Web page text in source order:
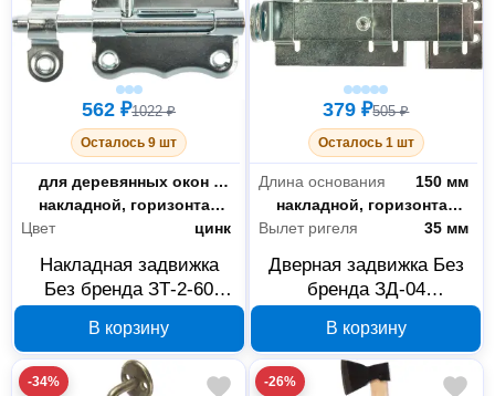
562 ₽1022 ₽
Осталось 9 шт
Назначение
для деревянных окон и дверей
Тип установки
накладной, горизонтального расположения
Цвет
цинк
Накладная задвижка
Без бренда ЗТ-2-60
В корзину
379 ₽505 ₽
Осталось 1 шт
Длина основания
150 мм
Тип установки
накладной, горизонтального расположения
Вылет ригеля
35 мм
Дверная задвижка Без
бренда ЗД-04
В корзину
-34% -26%